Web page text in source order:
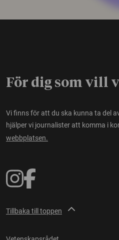
För dig som vill
Vi finns för att du ska kunna ta del
hjälper vi journalister att komma i
webbplatsen.
Tillbaka till toppen